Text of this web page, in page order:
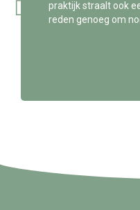
praktijk straalt ook
reden genoeg om